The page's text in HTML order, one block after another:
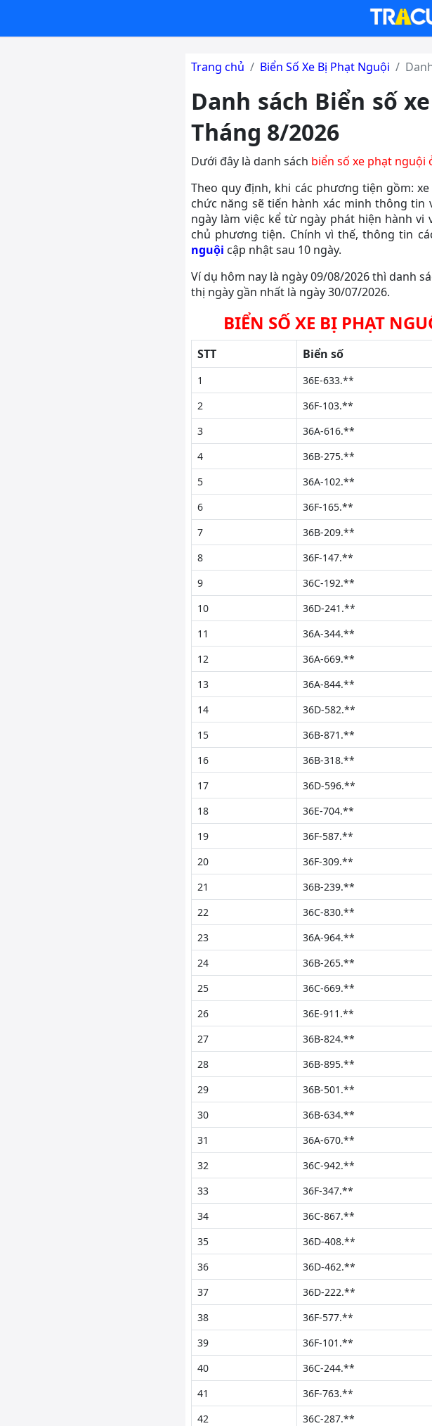
Trang chủ Biển Số Xe Bị Phạt Nguội
Danh sách Biển số
Tháng 8/2026
Dưới đây là danh sách biển số xe phạt nguội
Theo quy định, khi các phương tiện gồm:
chức năng sẽ tiến hành xác minh thông
ngày làm việc kể từ ngày phát hiện hành
chủ phương tiện. Chính vì thế, thông tin
nguội cập nhật sau 10 ngày.
Ví dụ hôm nay là ngày 09/08/2026 thì danh
thị ngày gần nhất là ngày 30/07/2026.
BIỂN SỐ XE BỊ PHẠT
STT Biển số
1 36E-633.**
2
36F-103.**
3
36A-616.**
4
36B-275.**
5
36A-102.**
6
36F-165.**
7
36B-209.**
8
36F-147.**
9
36C-192.**
10
36D-241.**
11
36A-344.**
12
36A-669.**
13
36A-844.**
14
36D-582.**
15
36B-871.**
16
36B-318.**
17
36D-596.**
18
36E-704.**
19
36F-587.**
20
36F-309.**
21
36B-239.**
22
36C-830.**
23
36A-964.**
24
36B-265.**
25
36C-669.**
26
36E-911.**
27
36B-824.**
28
36B-895.**
29
36B-501.**
30
36B-634.**
31
36A-670.**
32
36C-942.**
33
36F-347.**
34
36C-867.**
35
36D-408.**
36
36D-462.**
37
36D-222.**
38
36F-577.**
39
36F-101.**
40
36C-244.**
41
36F-763.**
42
36C-287.**